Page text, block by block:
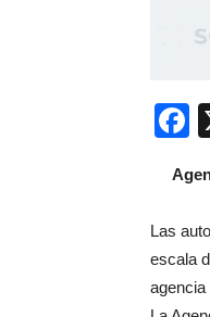
Las
escala
agencia